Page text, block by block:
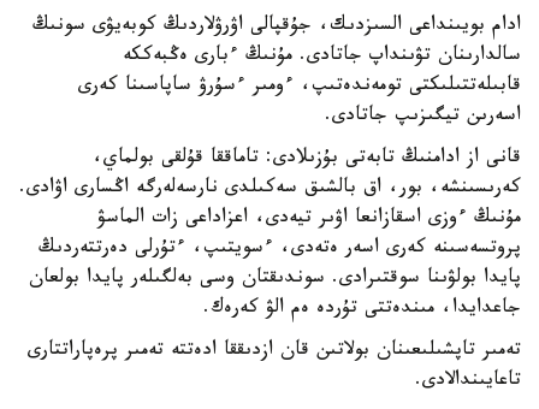
ادام بويىنداعى السىزدىك، جۇقپالى اۋرۋلاردىڭ كوبەيۋى سونىڭ
سالدارىنان تۋىنداپ جاتادى. مۇنىڭ ءبارى ەڭبەككە
قابىلەتتىلىكتى تومەندەتىپ، ءومىر ءسۇرۋ ساپاسىنا كەرى
اسەرىن تيگىزىپ جاتادى.
قانى از ادامنىڭ تابەتى بۇزىلادى: تاماققا قۇلقى بولماي،
كەرىسىنشە، بور، اق بالشىق سەكىلدى نارسەلەرگە اڭسارى اۋادى.
مۇنىڭ ءوزى اسقازانعا اۋىر تيەدى، اعزاداعى زات الماسۋ
پروتسەسىنە كەرى اسەر ەتەدى، ءسويتىپ، ءتۇرلى دەرتتەردىڭ
پايدا بولۋىنا سوقتىرادى. سوندىقتان وسى بەلگىلەر پايدا بولعان
جاعدايدا، مىندەتتى تۇردە ەم الۋ كەرەك.
تەمىر تاپشىلىعىنان بولاتىن قان ازدىققا ادەتتە تەمىر پرەپاراتتارى
تاعايىندالادى.